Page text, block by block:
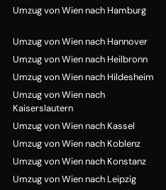
Umzug von Wien nach Hamburg
Umzug von Wien nach Hannover
Umzug von Wien nach Heilbronn
Umzug von Wien nach Hildesheim
Umzug von Wien nach
Kaiserslautern
Umzug von Wien nach Kassel
Umzug von Wien nach Koblenz
Umzug von Wien nach Konstanz
Umzug von Wien nach Leipzig